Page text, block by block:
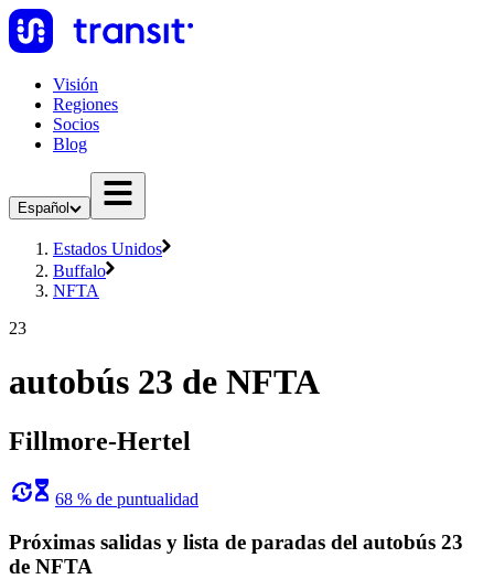
Visión
Regiones
Socios
Blog
Español
Estados Unidos
Buffalo
NFTA
23
autobús 23 de NFTA
Fillmore-Hertel
68 % de puntualidad
Próximas salidas y lista de paradas del autobús 23
de NFTA